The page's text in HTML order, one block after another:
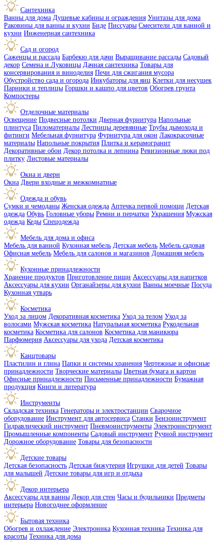
Сантехника
Ванны для дома Душевые кабины и ограждения Унитазы для дома
Раковины для ванны и кухни Биде Писсуары Смесители для ванной и
кухни Инженерная сантехника
Сад и огород
Саженцы и рассада Барбекю для дачи Выращивание рассады Садовый
декор Семена и Луковицы Дачная сантехника Товары для
консервирования и виноделия Печи для сжигания мусора
Обустройство сада и огорода Инкубаторы для яиц Клетки для несушек
Парники и теплицы Горшки и кашпо для цветов Обогрев грунта
Компостеры
Отделочные материалы
Освещение Подвесные потолки Дверная фурнитура Напольные
плинтуса Пиломатериалы Лестницы деревянные Трубы дымохода и
фитинги Мебельная фурнитура Фурнитура для окон Лакокрасочные
материалы Напольные покрытия Плитка и керамогранит
Декоративные обои Декор потолка и лепнина Ревизионные люки под
плитку Листовые материалы
Окна и двери
Окна Двери входные и межкомнатные
Одежда и обувь
Сумки и чемоданы Женская одежда Аптечка первой помощи Детская
одежда Обувь Головные уборы Ремни и перчатки Украшения Мужская
одежда Кеды Спецодежда
Мебель для дома и офиса
Мебель для ванной Кухонная мебель Детская мебель Мебель садовая
Офисная мебель Мебель для салонов и магазинов Домашняя мебель
Кухонные принадлежности
Хранение продуктов Приготовление пищи Аксессуары для напитков
Аксессуары для кухни Органайзеры для кухни Ванны моечные Посуда
Кухонная утварь
Косметика
Уход за лицом Декоративная косметика Уход за телом Уход за
волосами Мужская косметика Натуральная косметика Рукодельная
косметика Косметика для салонов Косметика для маникюра
Парфюмерия Аксессуары для ухода Детская косметика
Канцтовары
Пластилин и глина Папки и системы хранения Чертежные и офисные
принадлежности Творческие материалы Цветная бумага и картон
Офисные принадлежности Письменные принадлежности Бумажная
продукция Книги и литература
Инструменты
Складская техника Генераторы и электростанции Сварочное
оборудование Инструмент для автосервиса Станки Бензоинструмент
Гидравлический инструмент Пневмоинструменты Электроинструмент
Промышленные компоненты Садовый инструмент Ручной инструмент
Дорожное оборудование Товары для безопасности
Детские товары
Детская безопасность Детская бижутерия Игрушки для детей Товары
для малышей Детские товары для игр и отдыха
Декор интерьера
Аксессуары для ванны Декор для стен Часы и будильники Предметы
интерьера Новогоднее оформление
Бытовая техника
Обогрев и охлаждение Электроника Кухонная техника Техника для
красоты Техника для дома